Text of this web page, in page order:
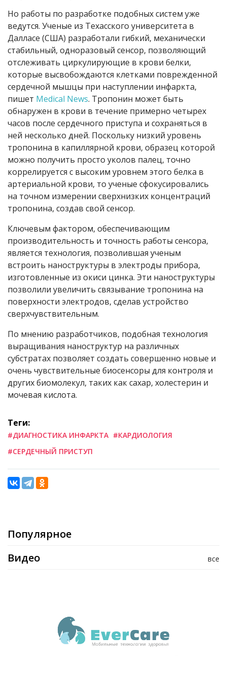
Но работы по разработке подобных систем уже
ведутся. Ученые из Техасского университета в
Далласе (США) разработали гибкий, механически
стабильный, одноразовый сенсор, позволяющий
отслеживать циркулирующие в крови белки,
которые высвобождаются клетками поврежденной
сердечной мышцы при наступлении инфаркта,
пишет Medical News. Тропонин может быть
обнаружен в крови в течение примерно четырех
часов после сердечного приступа и сохраняться в
ней несколько дней. Поскольку низкий уровень
тропонина в капиллярной крови, образец которой
можно получить просто уколов палец, точно
коррелируется с высоким уровнем этого белка в
артериальной крови, то ученые сфокусировались
на точном измерении сверхнизких концентраций
тропонина, создав свой сенсор.
Ключевым фактором, обеспечивающим
производительность и точность работы сенсора,
является технология, позволившая ученым
встроить наноструктуры в электроды прибора,
изготовленные из окиси цинка. Эти наноструктуры
позволили увеличить связывание тропонина на
поверхности электродов, сделав устройство
сверхчувствительным.
По мнению разработчиков, подобная технология
выращивания наноструктур на различных
субстратах позволяет создать совершенно новые и
очень чувствительные биосенсоры для контроля и
других биомолекул, таких как сахар, холестерин и
мочевая кислота.
Теги:
#ДИАГНОСТИКА ИНФАРКТА #КАРДИОЛОГИЯ
#СЕРДЕЧНЫЙ ПРИСТУП
Популярное
все
Видео